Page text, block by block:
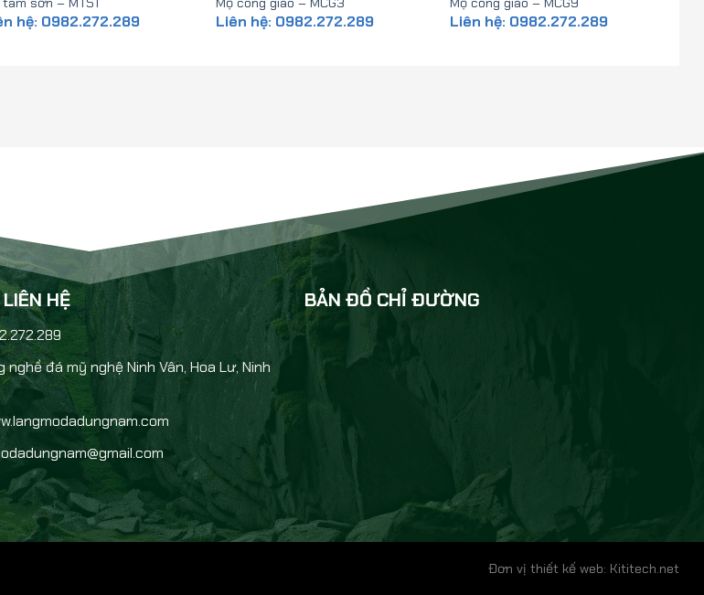
hệ: 0982.272.289 Liên hệ: 0982.272.289 Liên hệ: 0982.272.289
HỆ
nghề đá mỹ nghệ Ninh Vân, Hoa Lư, Ninh
BẢN ĐỒ CHỈ ĐƯỜNG
Đơn vị thiết kế web: Kititech.net